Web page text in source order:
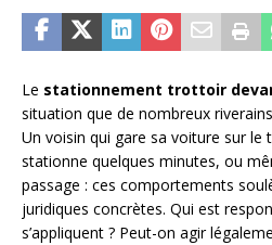
Le stationnement trottoir
situation que de nombreux
Un voisin qui gare sa voiture sur le
stationne quelques minutes, ou
passage : ces comportements
juridiques concrètes. Qui est
s’appliquent ? Peut-on agir